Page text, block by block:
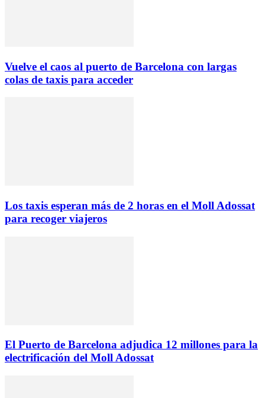
Vuelve el caos al puerto de Barcelona con largas
colas de taxis para acceder
Los taxis esperan más de 2 horas en el Moll Adossat
para recoger viajeros
El Puerto de Barcelona adjudica 12 millones para la
electrificación del Moll Adossat